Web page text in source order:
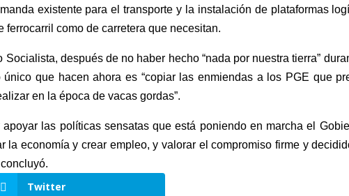
existente para el transporte y la instalación de plataformas
como de carretera que necesitan.
después de no haber hecho “nada por nuestra tierra”
que hacen ahora es “copiar las enmiendas a los PGE que
en la época de vacas gordas”.
las políticas sensatas que está poniendo en marcha el
la economía y crear empleo, y valorar el compromiso firme y
Twitter